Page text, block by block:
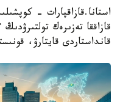
استانا.قازاقپارات -
قازاققا تەزىرەك
قانداستاردى قايتارۋ،